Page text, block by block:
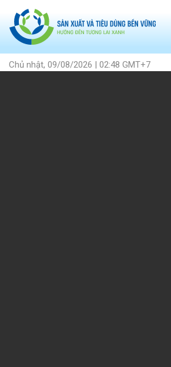
Chủ nhật, 09/08/2026 | 02:48 GMT+7